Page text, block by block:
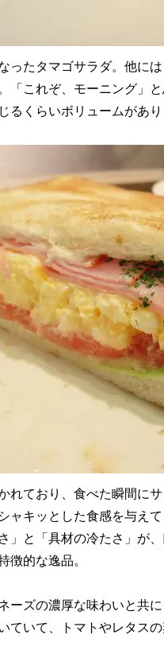
たタマゴサラダ。他に
「これぞ、モーニング」
るくらいボリュームがあり
ており、食べた瞬間に
ャキッとした食感を与え
」と「具材の冷たさ」が
徴的な逸品。
ズの濃厚な味わいと共
ていて、トマトやレタス